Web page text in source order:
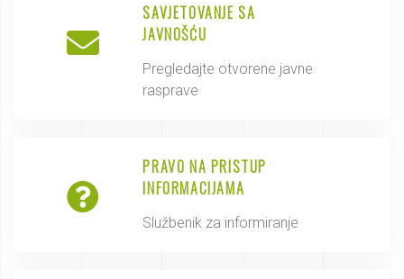
SAVJETOVANJE SA
JAVNOŠĆU
Pregledajte otvorene javne
rasprave
PRAVO NA PRISTUP
INFORMACIJAMA
Službenik za informiranje